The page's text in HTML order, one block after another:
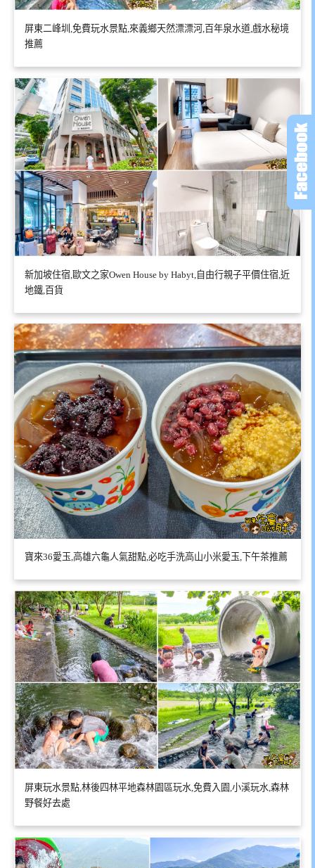
屏東二峰圳,免費玩水景點,來義鄉天然漂漂河,百年泉水道,戲水秘境
推薦
新加坡住宿,歐文之家Owen House by Habyt,自由行親子平價住宿,近
地鐵,百貨
寶來36愛玉,高雄六龜人氣甜點,必吃手洗高山小米愛玉,下午茶推薦
屏東玩水景點,林後四林平地森林園區玩水,免費入園,小溪玩水,森林
野餐好去處